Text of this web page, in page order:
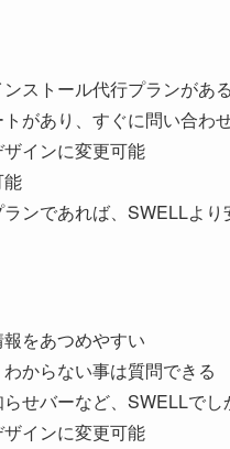
ストール代行プランがある
があり、すぐに問い合わ
インに変更可能
能
ンであれば、SWELLより
をあつめやすい
からない事は質問できる
せバーなど、SWELLで
インに変更可能